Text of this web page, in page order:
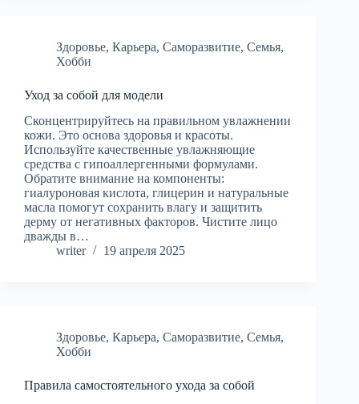
Здоровье, Карьера, Саморазвитие, Семья,
Хобби
Уход за собой для модели
Сконцентрируйтесь на правильном увлажнении
кожи. Это основа здоровья и красоты.
Используйте качественные увлажняющие
средства с гипоаллергенными формулами.
Обратите внимание на компоненты:
гиалуроновая кислота, глицерин и натуральные
масла помогут сохранить влагу и защитить
дерму от негативных факторов. Чистите лицо
дважды в…
writer
19 апреля 2025
Здоровье, Карьера, Саморазвитие, Семья,
Хобби
Правила самостоятельного ухода за собой